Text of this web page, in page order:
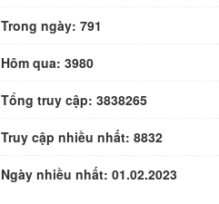
Trong ngày: 791
Hôm qua: 3980
Tổng truy cập: 3838265
Truy cập nhiều nhất: 8832
Ngày nhiều nhất: 01.02.2023